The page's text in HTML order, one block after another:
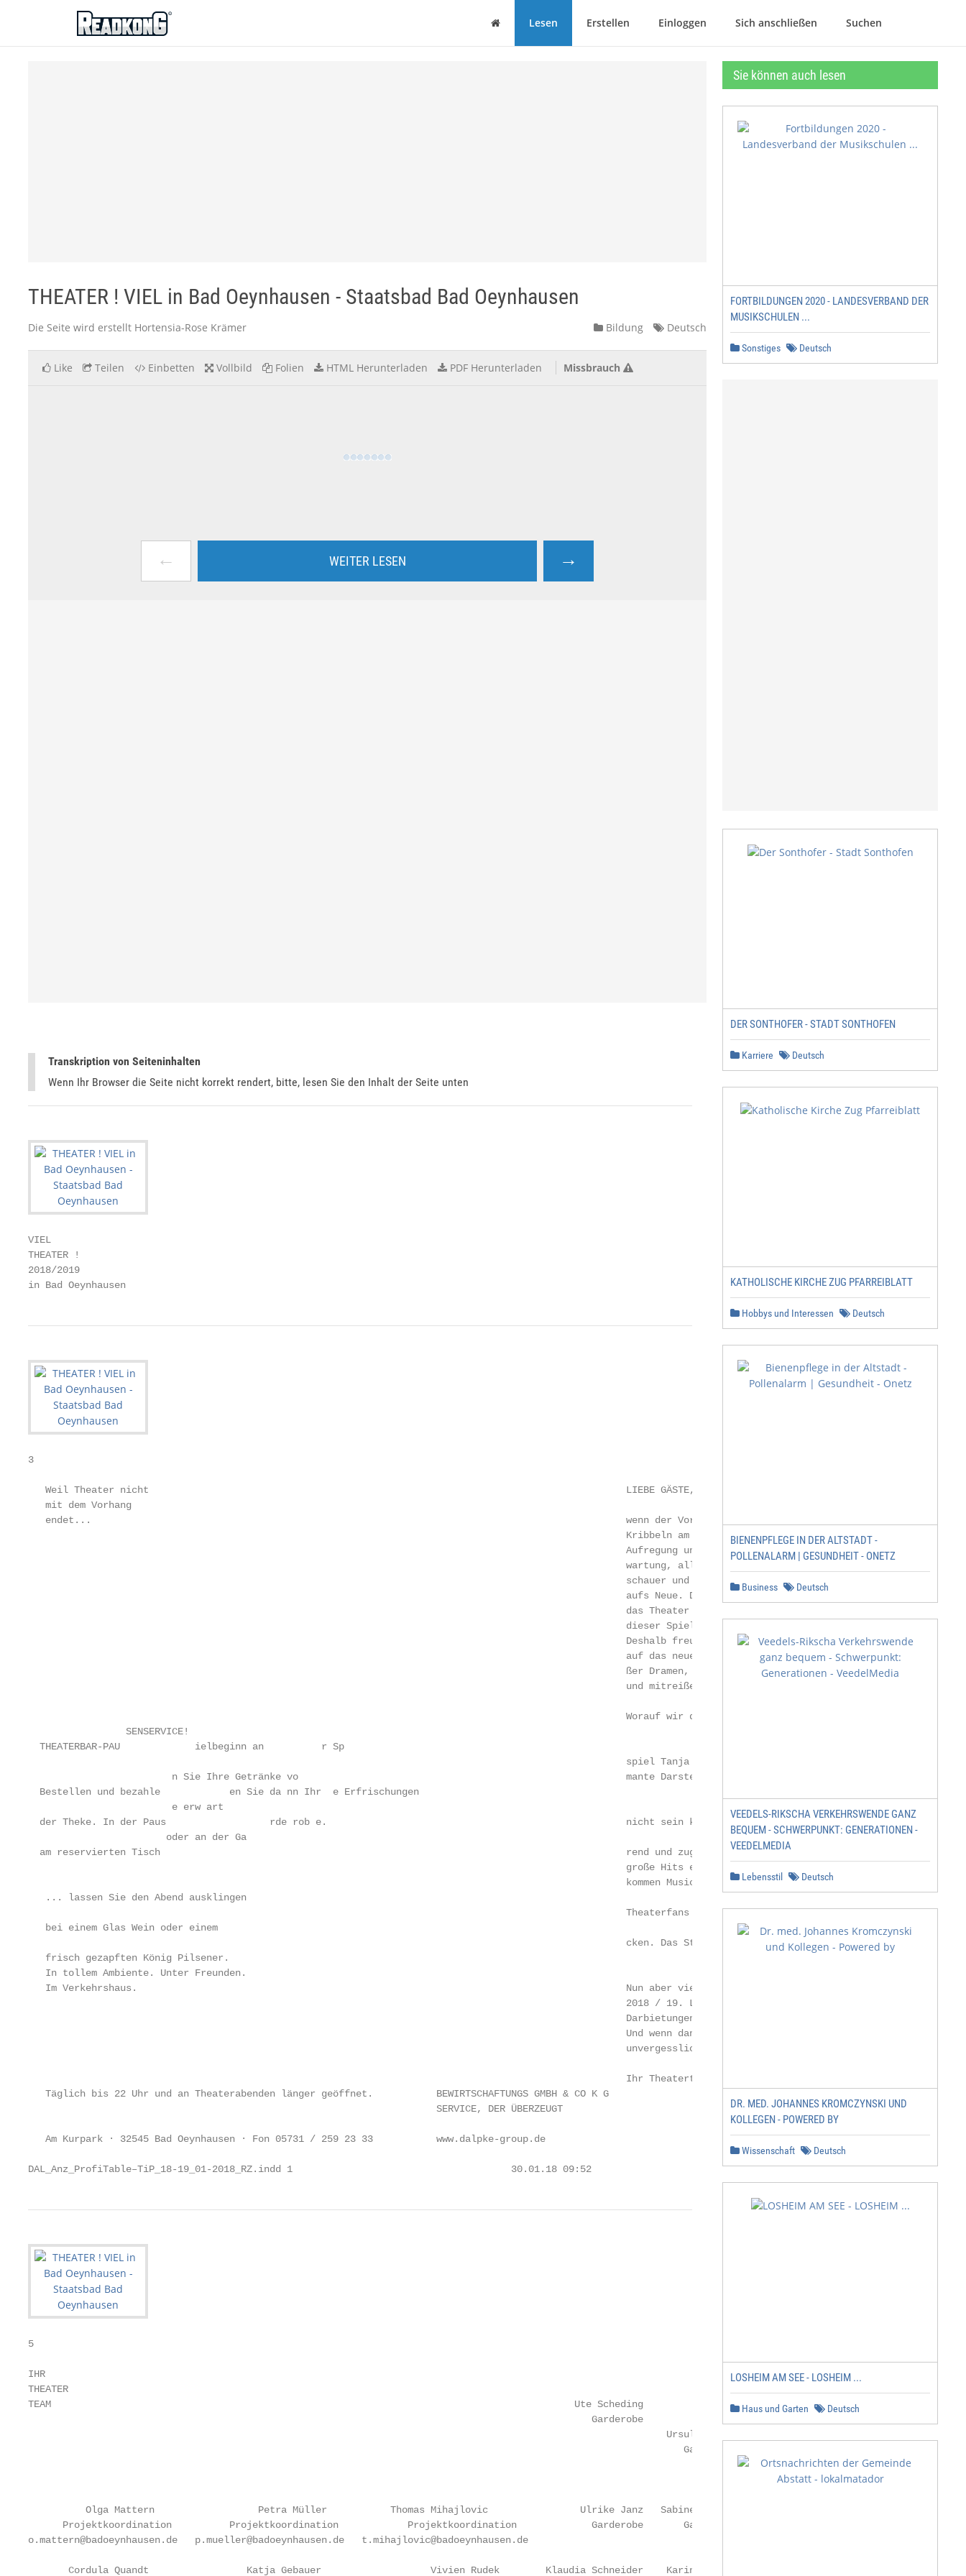
ReadkonG
Haus Lesen Erstellen Einloggen Sich anschließen Suchen
THEATER ! VIEL in Bad Oeynhausen - Staatsbad Bad Oeynhausen
Die Seite wird erstellt Hortensia-Rose Krämer Bildung Deutsch
Like Teilen Einbetten Vollbild Folien HTML Herunterladen PDF Herunterladen Missbrauch
← WEITER LESEN →
Transkription von Seiteninhalten
Wenn Ihr Browser die Seite nicht korrekt rendert, bitte, lesen Sie den Inhalt der Seite unten
VIEL
THEATER !
2018/2019
in Bad Oeynhausen
3
   Weil Theater nicht                                                                                   LIEBE GÄSTE,
   mit dem Vorhang
   endet...                                                                                             wenn der Vorhang fällt, ist das
                                                                                                        Kribbeln am größten. ­Vorfreude,
                                                                                                        Aufregung und angespannte Er­-
                                                                                                        wartung, all das erfüllt die Zu­
                                                                                                        schauer und auch uns jeden Abend
                                                                                                        aufs Neue. Diese Begeisterung für
                                                                                                        das Theater möchten wir auch in
                                                                                                        dieser Spielzeit mit Ihnen teilen.
                                                                                                        Deshalb freuen wir uns so sehr
auf das neue Programm voll gro-      (v. li.) Petra
ßer Dramen, luftiger Komödien        Thomas Mihajlovic und
                                                                                                        und mitreißender Musicals.
Worauf wir dabei am meisten gespannt sind? Da wären zum
                 SENSERVICE!
  THEATERBAR-PAU             ielbeginn an          r Sp
spiel Tanja Wedhorn und Oliver Mommsen in Tanzstunde. Ihre
n Sie Ihre Getränke vo                                                         mante Darstellung zweier einsamer Seelen, die
  Bestellen und bezahle            en Sie da nn Ihr  e Erfrischungen
                         e erw art
der Theke. In der Paus                  rde rob e.                                                    nicht sein könnten und dennoch zueinander finden, ist zart
                        oder an der Ga
am reservierten Tisch                                                                                 rend und zugleich herrlich amüsant. Akrobatische
große Hits erfüllen bei Footloose die Bühne unseres
kommen Musicalliebhaber voll auf ihre Kosten. Und alle
   ... lassen Sie den Abend ausklingen
Theaterfans können die Abenteuer des Gestiefelten Katers
   bei einem Glas Wein oder einem
cken. Das Stück für die ganze Familie wird Ende November
   frisch gezapften König Pilsener.
   In tollem Ambiente. Unter Freunden.
Im Verkehrshaus.                                                                                     Nun aber viel Spaß beim Blick in unser Programm der
2018 / 19. Lassen Sie sich überraschen von den vielen
Darbietungen und finden Sie Ihre ganz persönlichen
                                                                                                        Und wenn dann der Vorhang aufgeht, wünschen wir Ihnen einen
unvergesslichen Abend voller Vorfreude, Kribbeln und
                                                                                                        Ihr Theaterteam
   Täglich bis 22 Uhr und an Theaterabenden länger geöffnet.           BEWIRTSCHAFTUNGS GMBH & CO K G
                                                                       SERVICE, DER ÜBERZEUGT
   Am Kurpark · 32545 Bad Oeynhausen · Fon 05731 / 259 23 33           www.dalpke-group.de
DAL_Anz_ProfiTable–TiP_18-19_01-2018_RZ.indd 1                                      30.01.18 09:52
5
IHR
THEATER
TEAM                                                                                           Ute Scheding
                                                                                                  Garderobe
                                                                                                               Ursula Lange
                                                                                                                  Garderobe
                                                                                                                              Monika Reischmann
                                                                                                                                            Garderobe
          Olga Mattern                  Petra Müller           Thomas Mihajlovic                Ulrike Janz   Sabine Clemm               Helga Zeve
      Projektkoordination          Projektkoordination            Projektkoordination             Garderobe       Garderobe                 Garderobe
o.mattern@badoeynhausen.de   p.mueller@badoeynhausen.de   t.mihajlovic@badoeynhausen.de
       Cordula Quandt                 Katja Gebauer                   Vivien Rudek        Klaudia Schneider    Karin Rudek      Frank Hebrock und
Sie können auch lesen
FORTBILDUNGEN 2020 - LANDESVERBAND DER
MUSIKSCHULEN ...
Sonstiges Deutsch
DER SONTHOFER - STADT SONTHOFEN
Karriere Deutsch
KATHOLISCHE KIRCHE ZUG PFARREIBLATT
Hobbys und Interessen Deutsch
BIENENPFLEGE IN DER ALTSTADT -
POLLENALARM | GESUNDHEIT - ONETZ
Business Deutsch
VEEDELS-RIKSCHA VERKEHRSWENDE GANZ
BEQUEM - SCHWERPUNKT: GENERATIONEN -
VEEDELMEDIA
Lebensstil Deutsch
DR. MED. JOHANNES KROMCZYNSKI UND
KOLLEGEN - POWERED BY
Wissenschaft Deutsch
LOSHEIM AM SEE - LOSHEIM ...
Haus und Garten Deutsch